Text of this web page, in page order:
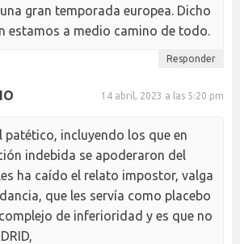
gran temporada europea. Dicho
estamos a medio camino de todo.
Responder
14 abril, 2023 a las 5:20 pm
patético, incluyendo los que en
indebida se apoderaron del
ha caído el relato impostor, valga
que les servía como placebo
de inferioridad y es que no